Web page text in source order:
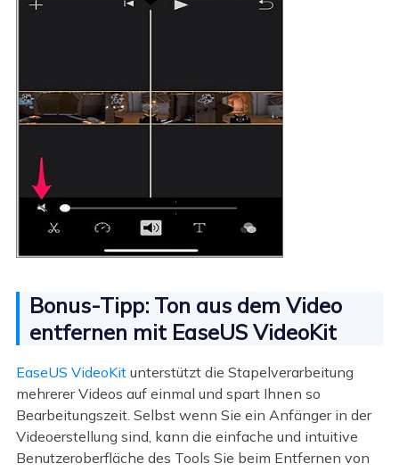
Bonus-Tipp: Ton aus dem Video
entfernen mit EaseUS VideoKit
EaseUS VideoKitunterstützt die Stapelverarbeitung
mehrerer Videos auf einmal und spart Ihnen so
Bearbeitungszeit. Selbst wenn Sie ein Anfänger in der
Videoerstellung sind, kann die einfache und intuitive
Benutzeroberfläche des Tools Sie beim Entfernen von